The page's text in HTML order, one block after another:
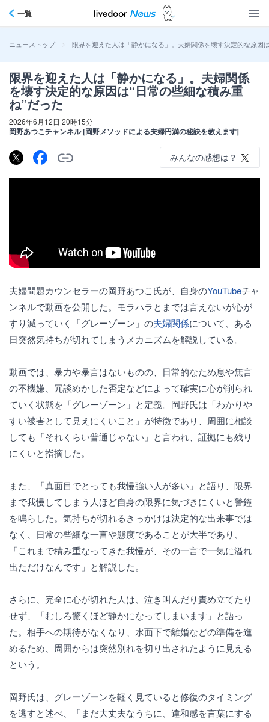
一覧
ニューストップ > 限界を迎えた人は「静かになる」。夫婦関係を壊す決定的な原因
限界を迎えた人は「静かになる」。夫婦関係
を壊す決定的な原因は“日常の些細な積み重
ね”だった
2026年6月12日 20時15分
岡野あつこチャンネル [岡野メソッドによる夫婦円満の秘訣を教えます]
みんなの感想は？
夫婦問題カウンセラーの岡野あつこ氏が、自身のYouTubeチャ
ンネルで動画を公開した。モラハラとまでは言えないが心が
すり減っていく「グレーゾーン」の夫婦関係について、ある
日突然気持ちが切れてしまうメカニズムを解説している。
動画では、暴力や暴言はないものの、日常的なため息や無言
の不機嫌、冗談めかした否定などによって確実に心が削られ
ていく状態を「グレーゾーン」と定義。岡野氏は「わかりや
すい被害として見えにくいこと」が特徴であり、周囲に相談
しても「それくらい普通じゃない」と言われ、証拠にも残り
にくいと指摘した。
また、「真面目でとっても我慢強い人が多い」と語り、限界
まで我慢してしまう人ほど自身の限界に気づきにくいと警鐘
を鳴らした。気持ちが切れるきっかけは決定的な出来事では
なく、日常の些細な一言や態度であることが大半であり、
「これまで積み重なってきた我慢が、その一言で一気に溢れ
出ただけなんです」と解説した。
さらに、完全に心が切れた人は、泣き叫んだり責め立てたり
せず、「むしろ驚くほど静かになってしまいます」と語っ
た。相手への期待がなくなり、水面下で離婚などの準備を進
めるため、周囲からは突然別れを切り出されたように見える
という。
岡野氏は、グレーゾーンを軽く見ていると修復のタイミング
を逃すと述べ、「まだ大丈夫なうちに、違和感を言葉にする